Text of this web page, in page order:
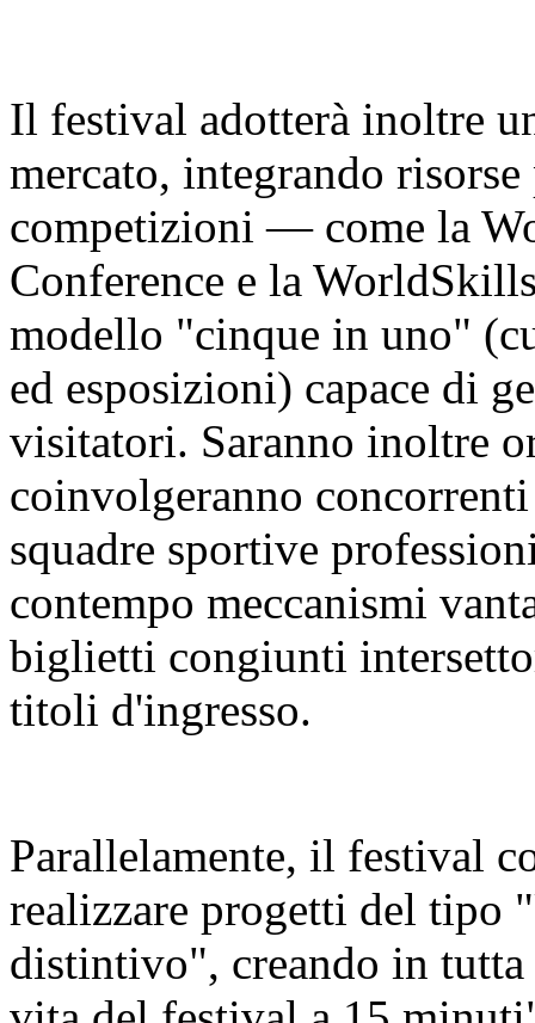
Il festival adotterà inoltre
mercato, integrando
competizioni — come la
Conference e la
modello "cinque in uno"
ed esposizioni) capace di
visitatori. Saranno inoltre
coinvolgeranno
squadre sportive
contempo meccanismi
biglietti congiunti
titoli d'ingresso.
Parallelamente, il festival
realizzare progetti del tipo
distintivo", creando in